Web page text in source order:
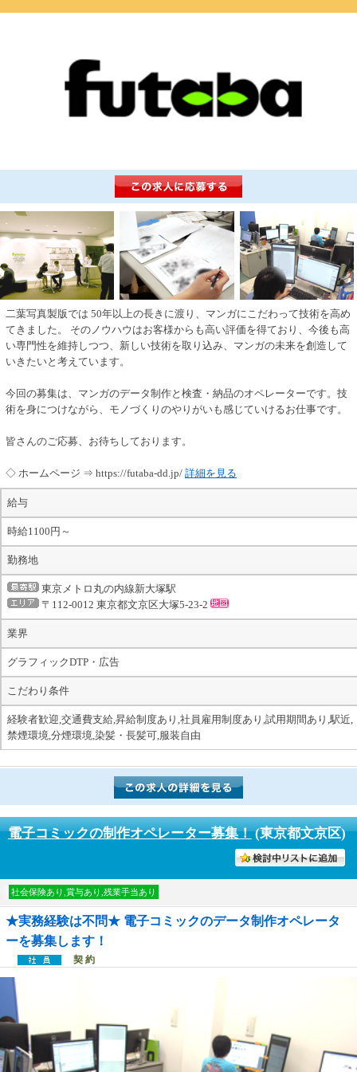
二葉写真製版では 50年以上の長きに渡り、マンガにこだわって技術を高め
てきました。 そのノウハウはお客様からも高い評価を得ており、今後も高
い専門性を維持しつつ、新しい技術を取り込み、マンガの未来を創造して
いきたいと考えています。
今回の募集は、マンガのデータ制作と検査・納品のオペレーターです。技
術を身につけながら、モノづくりのやりがいも感じていけるお仕事です。
皆さんのご応募、お待ちしております。
◇ ホームページ ⇒ https://futaba-dd.jp/ 詳細を見る
給与
時給1100円～
勤務地
東京メトロ丸の内線新大塚駅
〒112-0012 東京都文京区大塚5-23-2
業界
グラフィックDTP・広告
こだわり条件
経験者歓迎,交通費支給,昇給制度あり,社員雇用制度あり,試用期間あり,駅近,
禁煙環境,分煙環境,染髪・長髪可,服装自由
電子コミックの制作オペレーター募集！(東京都文京区)
討中リストに入れる
社会保険あり,賞与あり,残業手当あり
★実務経験は不問★ 電子コミックのデータ制作オペレータ
ーを募集します！
契 約